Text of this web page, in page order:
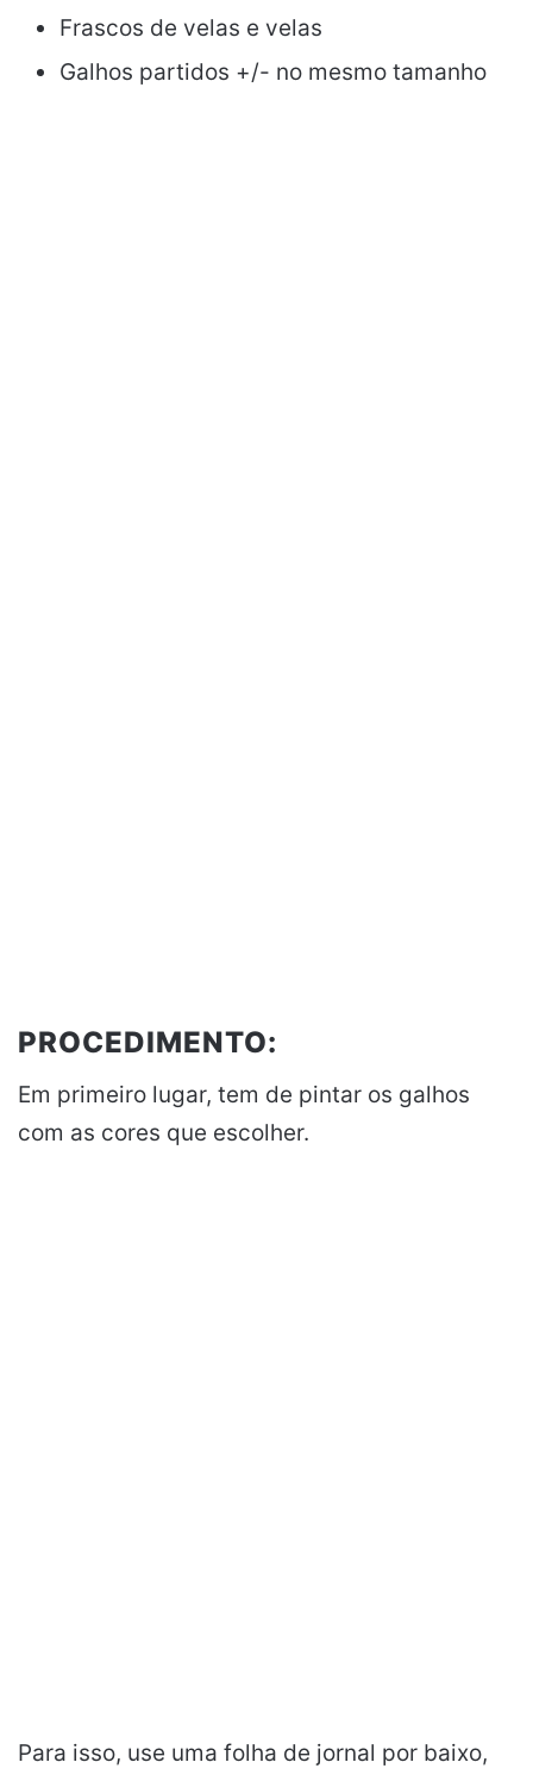
Frascos de velas e velas
Galhos partidos +/- no mesmo tamanho
PROCEDIMENTO:
Em primeiro lugar, tem de pintar os galhos
com as cores que escolher.
Para isso, use uma folha de jornal por baixo,